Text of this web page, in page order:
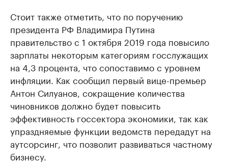
Стоит также отметить, что по поручению
президента РФ Владимира Путина
правительство с 1 октября 2019 года повысило
зарплаты некоторым категориям госслужащих
на 4,3 процента, что сопоставимо с уровнем
инфляции. Как сообщил первый вице-премьер
Антон Силуанов, сокращение количества
чиновников должно будет повысить
эффективность госсектора экономики, так как
упраздняемые функции ведомств передадут на
аутсорсинг, что позволит развиваться частному
бизнесу.